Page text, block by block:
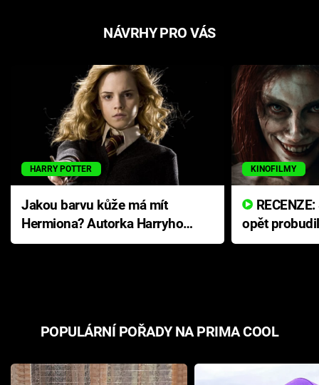
NÁVRHY PRO VÁS
HARRY POTTER
Jakou barvu kůže má mít
Hermiona? Autorka Harryho
Pottera přišla s ráznou
KINOFILMY
opět
přichází s
POPULÁRNÍ POŘADY NA PRIMA COOL